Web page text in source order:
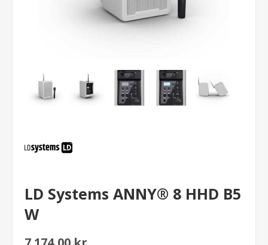
LD Systems ANNY® 8 HHD B5
W